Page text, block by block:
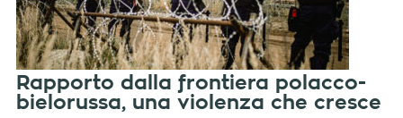
Rapporto dalla frontiera polacco-
bielorussa, una violenza che cresce